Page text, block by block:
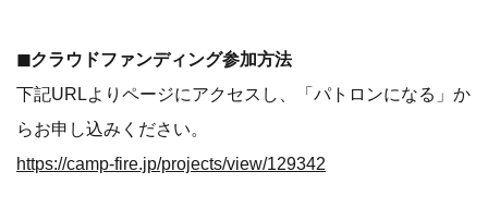
◼︎クラウドファンディング参加方法
下記URLよりページにアクセスし、「パトロンになる」か
らお申し込みください。
https://camp-fire.jp/projects/view/129342